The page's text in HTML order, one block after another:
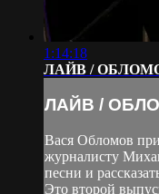
1:14:18
ЛАЙВ /
ЛАЙВ /
Вася Обломов
журналисту
песни и
Это второй